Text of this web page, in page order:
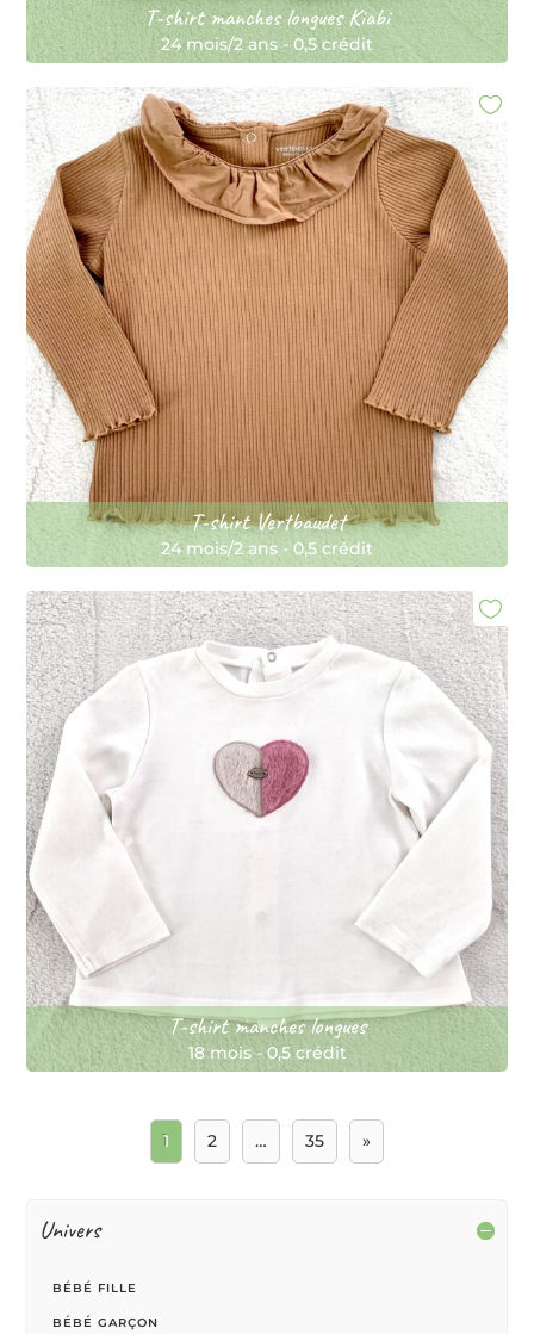
Univers
BÉBÉ FILLE
BÉBÉ GARÇON
T-shirt manches longues Kiabi
24 mois/2 ans-0,5 crédit
T-shirt Vertbaudet
24 mois/2 ans - 0,5 crédit
T-shirt manches longues
18 mois-0,5 crédit
1 2 … 35 »